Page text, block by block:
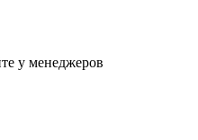
у менеджеров